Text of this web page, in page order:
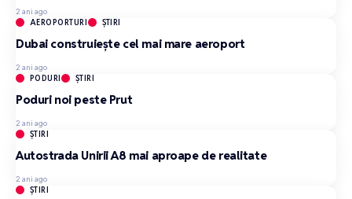
2 ani ago
AEROPORTURI ȘTIRI
Dubai construiește cel mai mare aeroport
2 ani ago
PODURI ȘTIRI
Poduri noi peste Prut
2 ani ago
ȘTIRI
Autostrada Unirii A8 mai aproape de realitate
2 ani ago
ȘTIRI